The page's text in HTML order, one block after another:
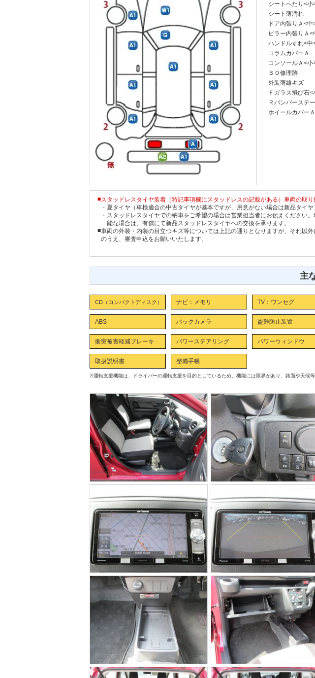
シートへたり<小
シート薄汚れ
ドア内張りＡ<中
ピラー内張りＡ<
ハンドルすれ<中
コラムカバーＡ
コンソールＡ<小
ＢＯ修理跡
外装薄線キズ
Ｆガラス飛び石<
Ｒバンパーステ
ホイールカバーＡ
■スタッドレスタイヤ装着（特記事項欄にスタッドレスの記載がある）車両の取り
・ 夏タイヤ（車検適合の中古タイヤが基本ですが、用意がない場合は新品タイヤ
・ スタッドレスタイヤでの納車をご希望の場合は営業担当者にお伝えください
能な場合は、有償にて新品スタッドレスタイヤへの交換を承ります。
■車両の外装・内装の目立つキズ等については上記の通りとなりますが、それ以
のうえ、審査申込をお願いいたします。
主
CD（コンパクトディスク） ナビ：メモリ TV：ワンセグ
ABS バックカメラ 盗難防止装置
衝突被害軽減ブレーキ パワーステアリング パワーウィンドウ
取扱説明書 整備手帳
※運転支援機能は、ドライバーの運転支援を目的としているため、機能には限界があり、路面や天候